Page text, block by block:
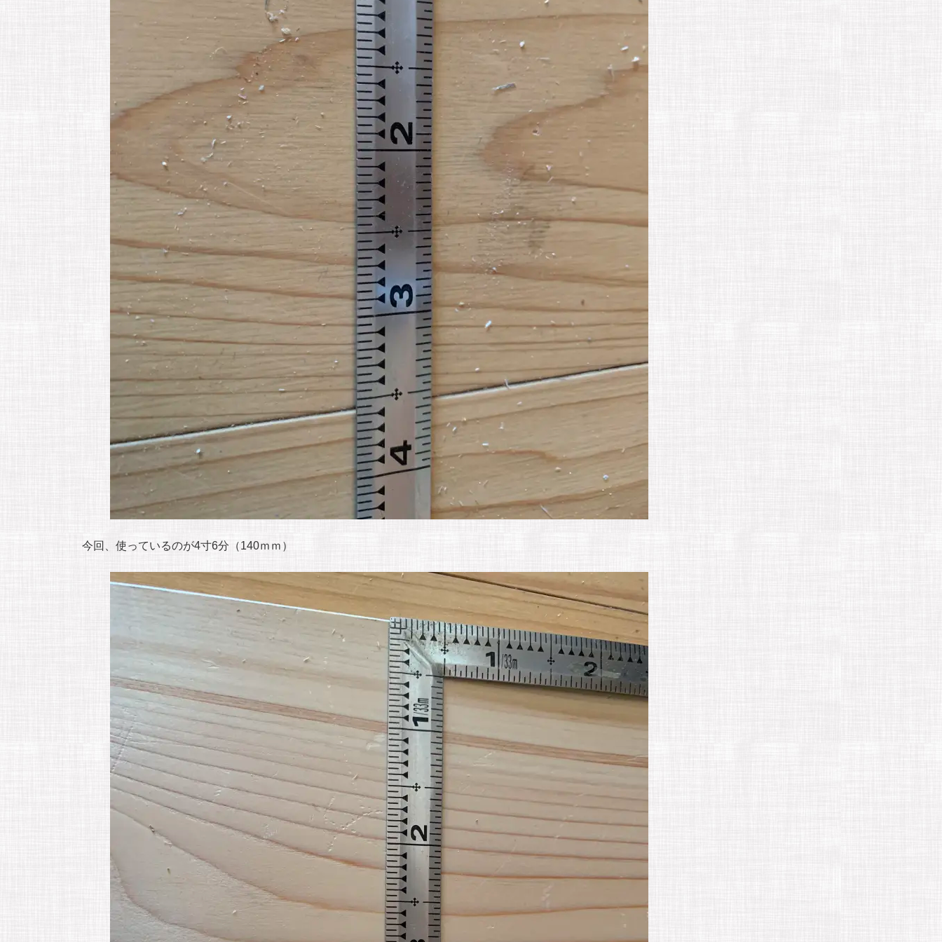
今回、使っているのが4寸6分（140ｍｍ）